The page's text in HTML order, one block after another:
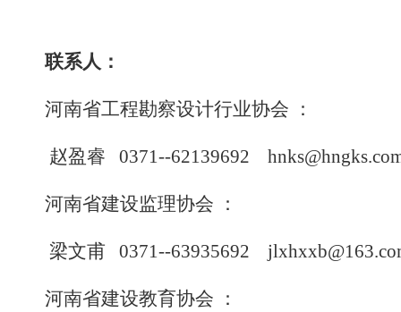
联系人：
河南省工程勘察设计行业协会 ：
赵盈睿 0371--62139692
河南省建设监理协会 ：
梁文甫 0371--63935692
河南省建设教育协会 ：